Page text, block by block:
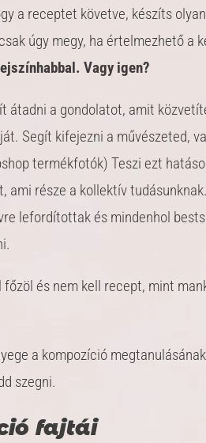
a receptet követve, készíts
úgy megy, ha értelmezhető a
Vagy igen?
átadni a gondolatot, amit
Segít kifejezni a művészeted,
termékfotók) Teszi ezt
ami része a kollektív
lefordítottak és mindenhol
főzöl és nem kell recept, mint
a kompozíció
szegni.
fajtái